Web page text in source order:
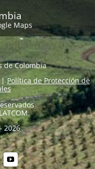
Maps
de Colombia
Política de Protección de
2026